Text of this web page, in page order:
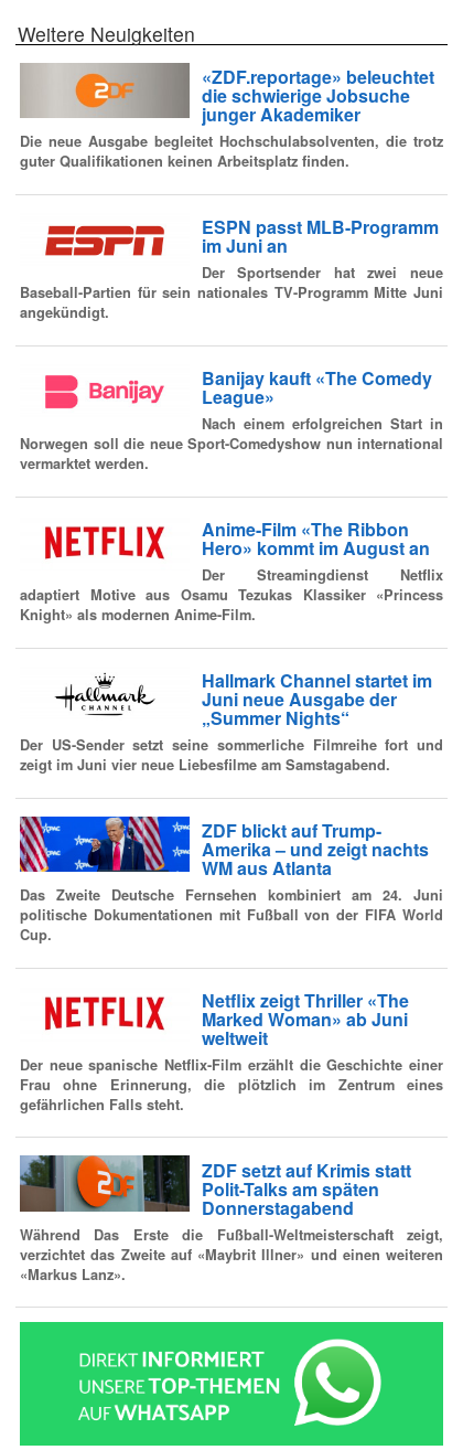
Weitere Neuigkeiten
«ZDF.reportage» beleuchtet
die schwierige Jobsuche
junger Akademiker
Die neue Ausgabe begleitet Hochschulabsolventen, die trotz
guter Qualifikationen keinen Arbeitsplatz finden.
ESPN passt MLB-Programm
im Juni an
Der Sportsender hat zwei neue
Baseball-Partien für sein nationales TV-Programm Mitte Juni
angekündigt.
Banijay kauft «The Comedy
League»
Nach einem erfolgreichen Start in
Norwegen soll die neue Sport-Comedyshow nun international
vermarktet werden.
Anime-Film «The Ribbon
Hero» kommt im August an
Der Streamingdienst Netflix
adaptiert Motive aus Osamu Tezukas Klassiker «Princess
Knight» als modernen Anime-Film.
Hallmark Channel startet im
Juni neue Ausgabe der
„Summer Nights“
Der US-Sender setzt seine sommerliche Filmreihe fort und
zeigt im Juni vier neue Liebesfilme am Samstagabend.
ZDF blickt auf Trump-
Amerika – und zeigt nachts
WM aus Atlanta
Das Zweite Deutsche Fernsehen kombiniert am 24. Juni
politische Dokumentationen mit Fußball von der FIFA World
Cup.
Netflix zeigt Thriller «The
Marked Woman» ab Juni
weltweit
Der neue spanische Netflix-Film erzählt die Geschichte einer
Frau ohne Erinnerung, die plötzlich im Zentrum eines
gefährlichen Falls steht.
ZDF setzt auf Krimis statt
Polit-Talks am späten
Donnerstagabend
Während Das Erste die Fußball-Weltmeisterschaft zeigt,
verzichtet das Zweite auf «Maybrit Illner» und einen weiteren
«Markus Lanz».